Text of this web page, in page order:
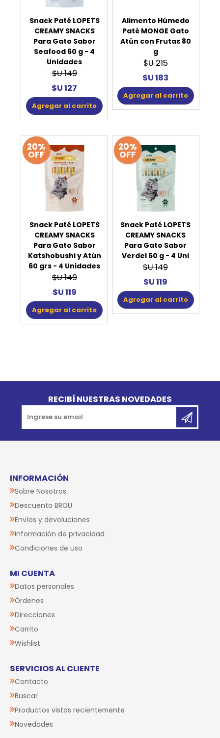
Snack Paté LOPETS
CREAMY SNACKS
Para Gato Sabor
Seafood 60 g - 4
Unidades
$U 149
$U 127
Agregar al carrito
Alimento Húmedo
Paté MONGE Gato
Atún con Frutas 80
g
$U 215
$U 183
Agregar al carrito
20%
OFF
Snack Paté LOPETS
CREAMY SNACKS
Para Gato Sabor
Katshobushi y Atún
60 grs - 4 Unidades
$U 149
$U 119
Agregar al carrito
20%
OFF
Snack Paté LOPETS
CREAMY SNACKS
Para Gato Sabor
Verdel 60 g - 4 Uni
$U 149
$U 119
Agregar al carrito
RECIBÍ NUESTRAS NOVEDADES
INFORMACIÓN
Sobre Nosotros
Descuento BROU
Envíos y devoluciones
Información de privacidad
Condiciones de uso
MI CUENTA
Datos personales
Órdenes
Direcciones
Carrito
Wishlist
SERVICIOS AL CLIENTE
Contacto
Buscar
Productos vistos recientemente
Novedades